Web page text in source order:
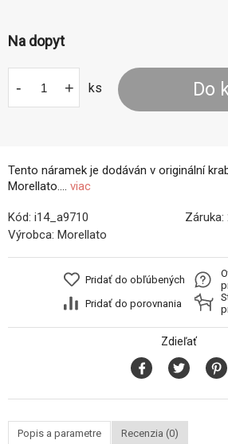
Tento náramek je dodáván v originální
Morellato.... viac
Na dopyt
- + ks Do
Kód: i14_a9710 Záruka:
Výrobca: Morellato
Pridať do obľúbených
Pridať do porovnania
Zdieľať
Popis a parametre Recenzia (0)